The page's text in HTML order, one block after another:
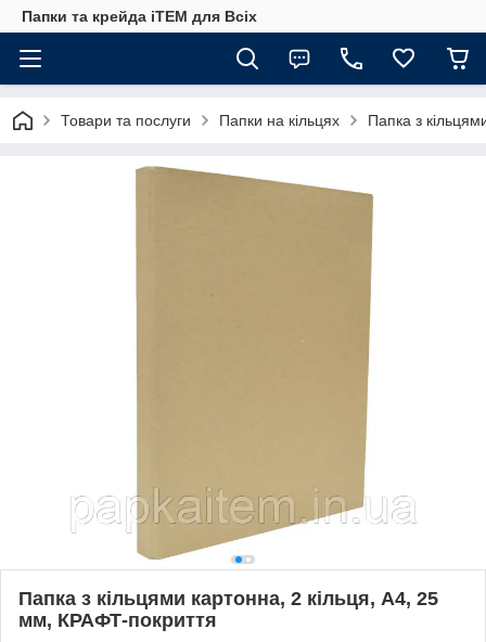
Папки та крейда iTEM для Всіх
Товари та послуги Папки на кільцях Папка з
Папка з кільцями картонна, 2 кільця, А4, 25
мм, КРАФТ-покриття